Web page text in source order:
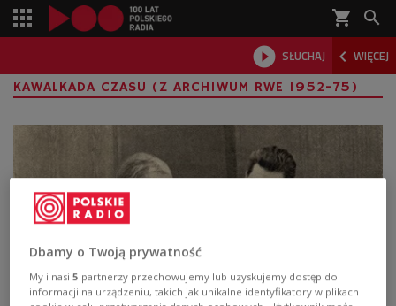
shopping_cart 
 SŁUCHAJ  WIĘCEJ

KAWALKADA CZASU (Z ARCHIWUM RWE 1952-75)
Dbamy o Twoją prywatność
My i nasi5 partnerzy przechowujemy lub uzyskujemy dostęp do
informacji na urządzeniu, takich jak unikalne identyfikatory w plikach